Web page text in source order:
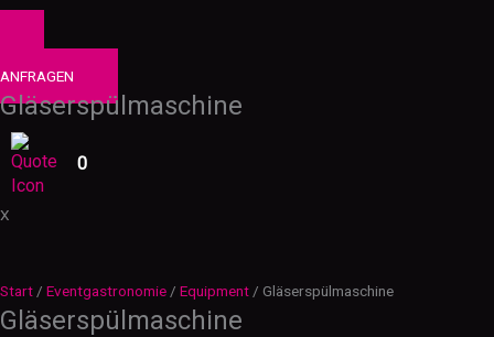
ANFRAGEN
Gläserspülmaschine
0
X
Start / Eventgastronomie / Equipment / Gläserspülmaschine
Gläserspülmaschine